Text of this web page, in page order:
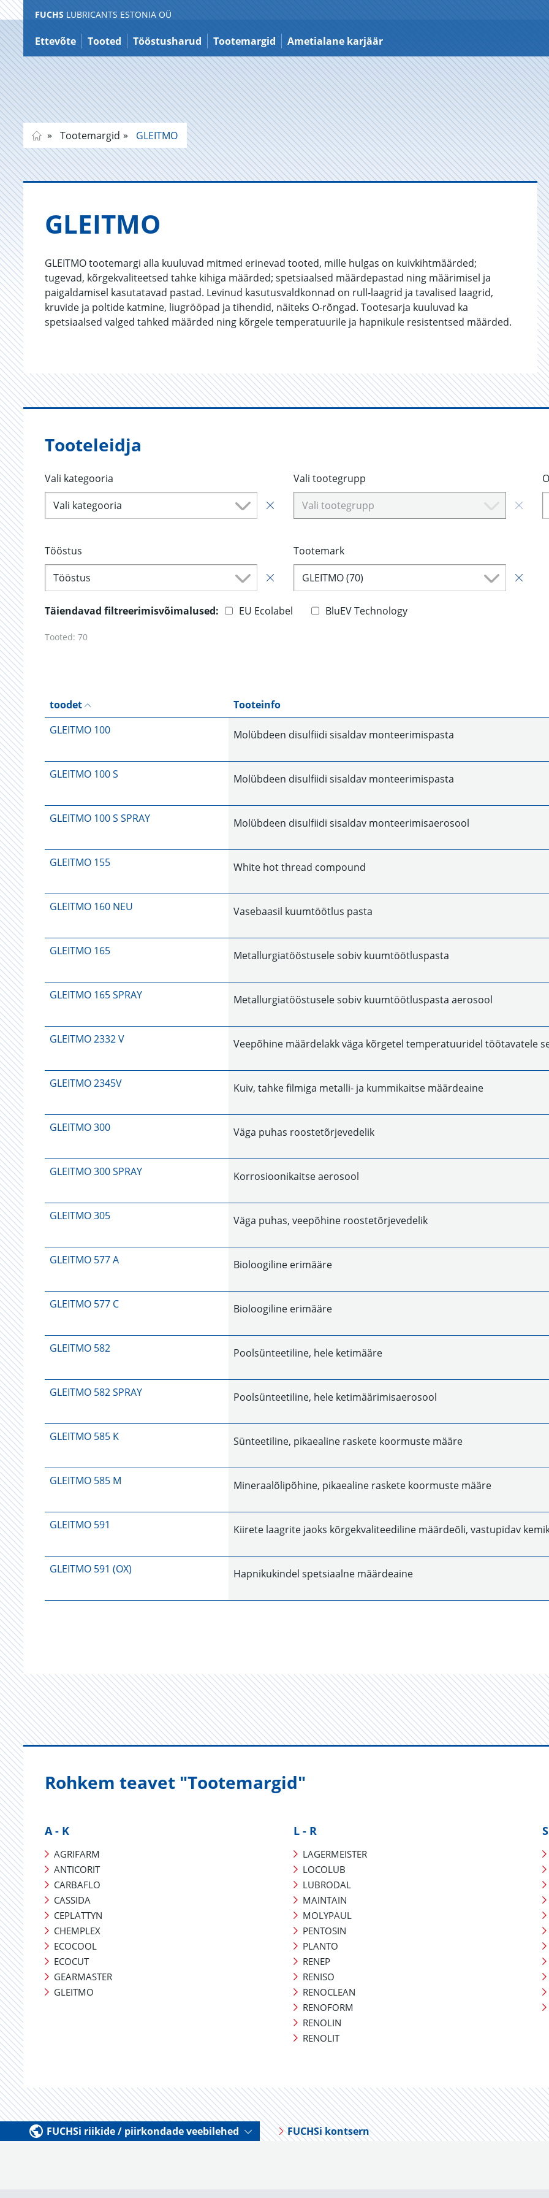
Liigu
sisule
FUCHS LUBRICANTS ESTONIA OÜ
Ettevõte Tooted Tööstusharud Tootemargid Ametialane karjäär
Tootemargid GLEITMO
GLEITMO
GLEITMO tootemargi alla kuuluvad mitmed erinevad tooted, mille hulgas on kuivkihtmäärded;
tugevad, kõrgekvaliteetsed tahke kihiga määrded; spetsiaalsed määrdepastad ning määrimisel ja
paigaldamisel kasutatavad pastad. Levinud kasutusvaldkonnad on rull-laagrid ja tavalised laagrid,
kruvide ja poltide katmine, liugrööpad ja tihendid, näiteks O-rõngad. Tootesarja kuuluvad ka
spetsiaalsed valged tahked määrded ning kõrgele temperatuurile ja hapnikule resistentsed määrded.
Tooteleidja
Vali kategooria
Vali kategooria
Vali tootegrupp
Vali tootegrupp
Tööstus
Tööstus
Tootemark
GLEITMO (70)
Täiendavad filtreerimisvõimalused: EU Ecolabel BluEV Technology
Tooted: 70
toodet
Tooteinfo
GLEITMO 100
Molübdeen disulfiidi sisaldav monteerimispasta
GLEITMO 100 S Molübdeen disulfiidi sisaldav monteerimispasta
GLEITMO 100 S SPRAY Molübdeen disulfiidi sisaldav monteerimisaerosool
GLEITMO 155 White hot thread compound
GLEITMO 160 NEU Vasebaasil kuumtöötlus pasta
GLEITMO 165 Metallurgiatööstusele sobiv kuumtöötluspasta
GLEITMO 165 SPRAY Metallurgiatööstusele sobiv kuumtöötluspasta aerosool
GLEITMO 2332 V Veepõhine määrdelakk väga kõrgetel temperatuuridel töötavatele
GLEITMO 2345V Kuiv, tahke filmiga metalli- ja kummikaitse määrdeaine
GLEITMO 300 Väga puhas roostetõrjevedelik
GLEITMO 300 SPRAY Korrosioonikaitse aerosool
GLEITMO 305 Väga puhas, veepõhine roostetõrjevedelik
GLEITMO 577 A Bioloogiline erimääre
GLEITMO 577 C Bioloogiline erimääre
GLEITMO 582 Poolsünteetiline, hele ketimääre
GLEITMO 582 SPRAY Poolsünteetiline, hele ketimäärimisaerosool
GLEITMO 585 K Sünteetiline, pikaealine raskete koormuste määre
GLEITMO 585 M Mineraalõlipõhine, pikaealine raskete koormuste määre
GLEITMO 591 Kiirete laagrite jaoks kõrgekvaliteediline määrdeõli, vastupidav
GLEITMO 591 (OX) Hapnikukindel spetsiaalne määrdeaine
Rohkem teavet "Tootemargid"
A - K
AGRIFARM
ANTICORIT
CARBAFLO
CASSIDA
CEPLATTYN
CHEMPLEX
ECOCOOL
ECOCUT
GEARMASTER
GLEITMO
L - R
LAGERMEISTER
LOCOLUB
LUBRODAL
MAINTAIN
MOLYPAUL
PENTOSIN
PLANTO
RENEP
RENISO
RENOCLEAN
RENOFORM
RENOLIN
RENOLIT
FUCHSi riikide / piirkondade veebilehed FUCHSi kontsern